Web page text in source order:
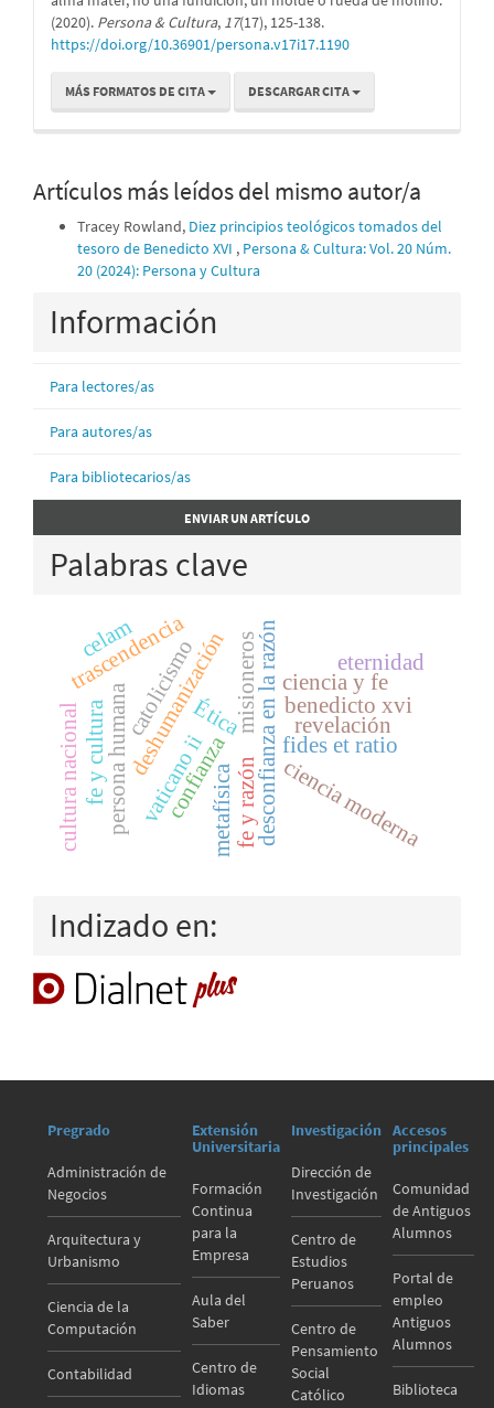
(2020). Persona & Cultura, 17(17), 125-138.
https://doi.org/10.36901/persona.v17i17.1190
MÁS FORMATOS DE CITA DESCARGAR CITA
Artículos más leídos del mismo autor/a
Tracey Rowland, Diez principios teológicos tomados del
tesoro de Benedicto XVI , Persona & Cultura: Vol. 20 Núm.
20 (2024): Persona y Cultura
Información
Para lectores/as
Para autores/as
Para bibliotecarios/as
un
artículo
ENVIAR UN ARTÍCULO
Palabras clave
desconfianza en la razón
deshumanización fides et ratio
confianzafe y razón
revelación
persona humana
trascendencia
benedicto xvi
ciencia moderna
ciencia y fe
Ética
catolicismo eternidad
metafísica
vaticano ii
fe y cultura
cultura nacional
celam misioneros
Indizado en:
Pregrado
Administración de
Negocios
Arquitectura y
Urbanismo
Ciencia de la
Computación
Contabilidad
Extensión
Universitaria
Formación
Continua
para la
Empresa
Aula del
Saber
Centro de
Idiomas
Investigación
Dirección de
Investigación
Centro de
Estudios
Peruanos
Centro de
Pensamiento
Social
Católico
Accesos
principales
Comunidad
de Antiguos
Alumnos
Portal de
empleo
Antiguos
Alumnos
Biblioteca